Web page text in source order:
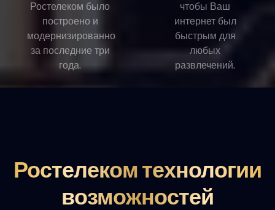
Ростелеком было
построено и
модернизированно
за последние три
года.
чтобы Ваш
интернет был
быстрым для
любых
развлечений.
Ростелеком технологии
возможностей